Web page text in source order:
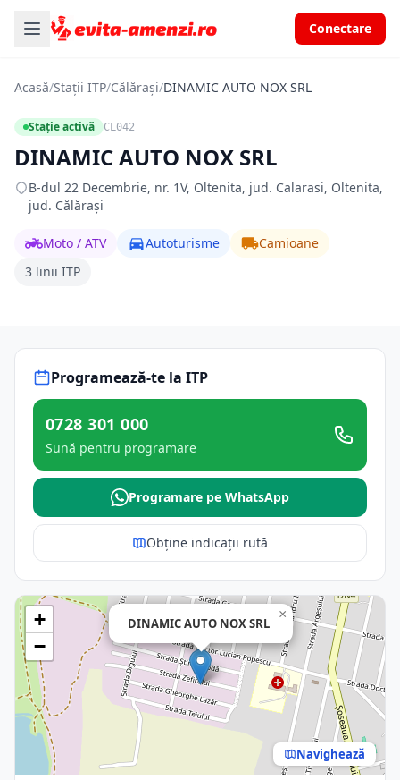
Conectare
Acasă/Stații ITP/Călărași/DINAMIC AUTO NOX SRL
Stație activă CL042
DINAMIC AUTO NOX SRL
B-dul 22 Decembrie, nr. 1V, Oltenita, jud. Calarasi, Oltenita,
jud. Călărași
Moto / ATV Autoturisme
Camioane
3 linii ITP
Programează-te la ITP
0728 301 000
Sună pentru programare
Programare pe WhatsApp
Obține indicații rută
DINAMIC AUTO NOX SRL
×
+
−
Navighează